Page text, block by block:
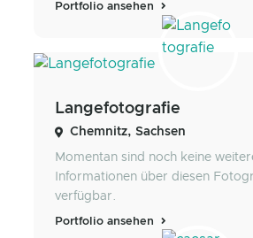
Portfolio ansehen
Langefotografie
Chemnitz, Sachsen
Momentan sind noch keine
Informationen über diesen
verfügbar.
Portfolio ansehen